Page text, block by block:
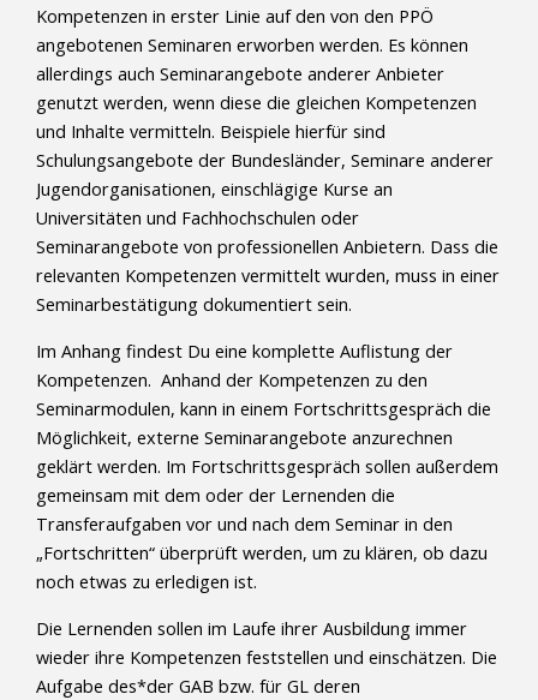
Kompetenzen in erster Linie auf den von den PPÖ
angebotenen Seminaren erworben werden. Es können
allerdings auch Seminarangebote anderer Anbieter
genutzt werden, wenn diese die gleichen Kompetenzen
und Inhalte vermitteln. Beispiele hierfür sind
Schulungsangebote der Bundesländer, Seminare anderer
Jugendorganisationen, einschlägige Kurse an
Universitäten und Fachhochschulen oder
Seminarangebote von professionellen Anbietern. Dass die
relevanten Kompetenzen vermittelt wurden, muss in einer
Seminarbestätigung dokumentiert sein.
Im Anhang findest Du eine komplette Auflistung der
Kompetenzen. Anhand der Kompetenzen zu den
Seminarmodulen, kann in einem Fortschrittsgespräch die
Möglichkeit, externe Seminarangebote anzurechnen
geklärt werden. Im Fortschrittsgespräch sollen außerdem
gemeinsam mit dem oder der Lernenden die
Transferaufgaben vor und nach dem Seminar in den
„Fortschritten“ überprüft werden, um zu klären, ob dazu
noch etwas zu erledigen ist.
Die Lernenden sollen im Laufe ihrer Ausbildung immer
wieder ihre Kompetenzen feststellen und einschätzen. Die
Aufgabe des*der GAB bzw. für GL deren